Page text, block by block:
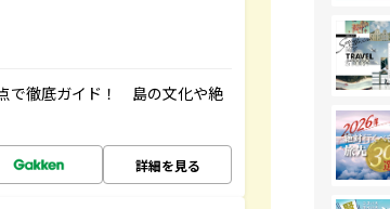
で徹底ガイド！ 島の文化や絶
詳細を見る